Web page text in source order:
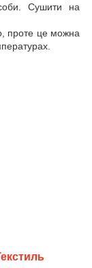
Сушити на
проте це можна